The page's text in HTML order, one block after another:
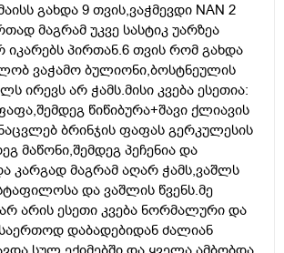
გახდა 9 თვის,ვაჭმევდი NAN 2
მაგრამ უკვე სასტიკ უარზეა
პირთან.6 თვის რომ გახდა
ვაჭამო ბულიონი,ბოსტნეულის
ირევს არ ჭამს.მისი კვება ესეთია:
წიწიბურა+შავი ქლიავის
ბრინჯის ფაფას გერკულესის
მაწონი,შემდეგ პეჩენია და
კარგად მაგრამ აღარ ჭამს,ვაშლს
და ვაშლის წვენს.მე
არის ესეთი კვება ნორმალური და
დაბადებიდან ძალიან